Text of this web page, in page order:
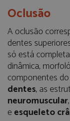
Oclusão
A oclusão
dentes
só está
dinâmica,
componentes
dentes, as
neuromuscular,
eesqueleto